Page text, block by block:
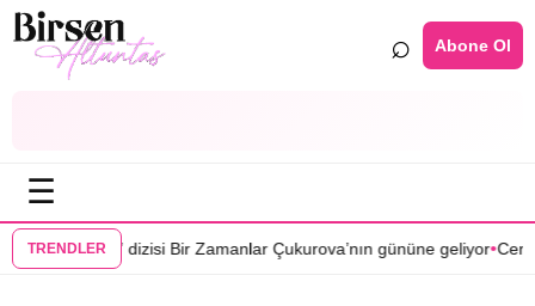
⌕ Abone Ol
☰
TRENDLER
Zamanlar Çukurova’nın gününe geliyor•Cenan Çamyurdu